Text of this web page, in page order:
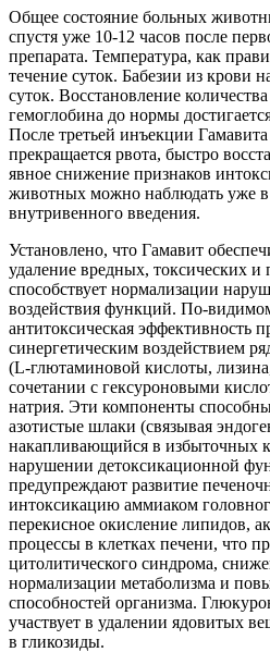
Общее состояние больных
спустя уже 10-12 часов после
препарата. Температура, как
течение суток. Бабезии из крови
суток. Восстановление
гемоглобина до нормы
После третьей инъекции Гамавита
прекращается рвота, быстро
явное снижение признаков
животных можно наблюдать уже в
внутривенного введения.
Установлено, что Гамавит
удаление вредных, токсических и
способствует нормализации
воздействия функций. По-
антитоксическая эффективность
синергетическим воздействием
(L-глютаминовой кислоты,
сочетании с гексуроновыми
натрия. Эти компоненты
азотистые шлаки (связывая
накапливающийся в избыточных
нарушении детоксикационной
предупреждают развитие
интоксикацию аммиаком
перекисное окисление липидов,
процессы в клетках печени, что
цитолитического синдрома,
нормализации метаболизма и
способностей организма.
участвует в удалении ядовитых
в гликозиды.